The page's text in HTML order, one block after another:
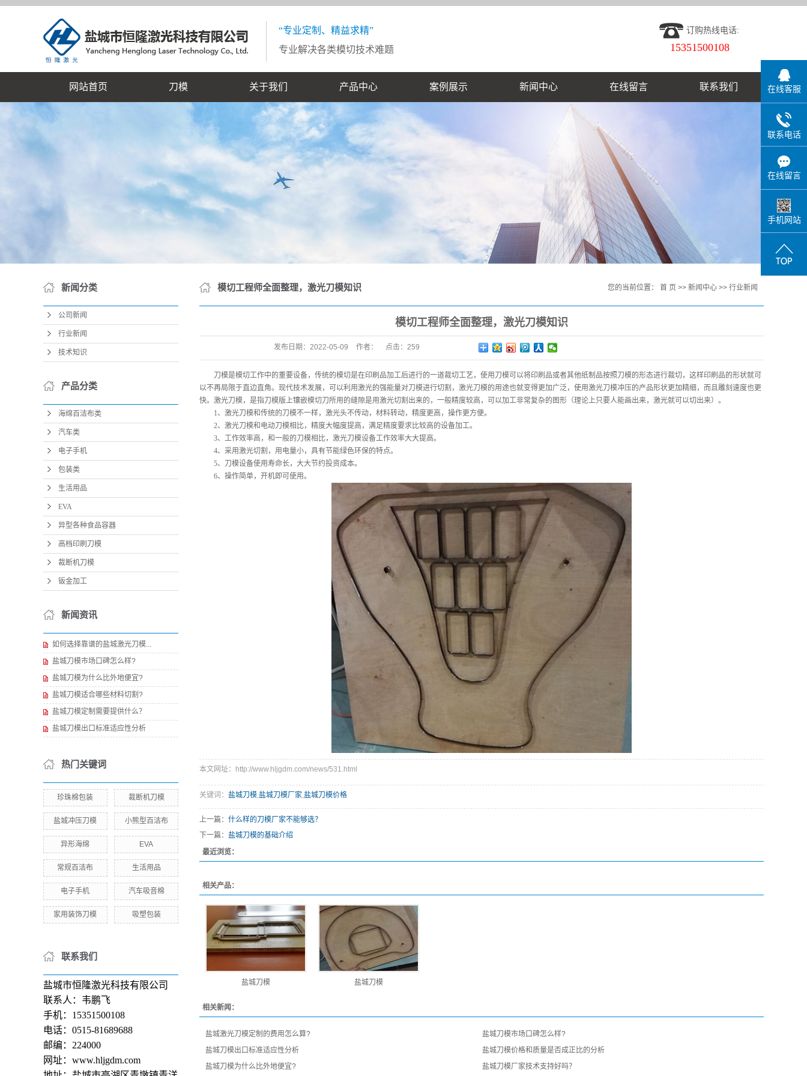
“专业定制、精益求精”
专业解决各类模切技术难题
订购热线电话:
15351500108
网站首页 刀模 关于我们 产品中心 案例展示 新闻中心 在线留言 联系我们
新闻分类
公司新闻
行业新闻
技术知识
产品分类
海绵百洁布类
汽车类
电子手机
包装类
生活用品
EVA
异型各种食品容器
高档印刷刀模
裁断机刀模
钣金加工
新闻资讯
如何选择靠谱的盐城激光刀模...
盐城刀模市场口碑怎么样?
盐城刀模为什么比外地便宜?
盐城刀模适合哪些材料切割?
盐城刀模定制需要提供什么？
盐城刀模出口标准适应性分析
热门关键词
珍珠棉包装 裁断机刀模
盐城冲压刀模 小熊型百洁布
异形海绵 EVA
常规百洁布 生活用品
电子手机 汽车吸音棉
家用装饰刀模 吸塑包装
联系我们
盐城市恒隆激光科技有限公司
联系人：韦鹏飞
手机：15351500108
电话：0515-81689688
邮编：224000
网址：www.hljgdm.com
模切工程师全面整理，激光刀模知识 您的当前位置： 首 页 >> 新闻中心 >> 行业新闻
模切工程师全面整理，激光刀模知识
发布日期： 2022-05-09 作者： 点击： 259
刀模是模切工作中的重要设备，传统的模切是在印刷品加工后进行的一道裁切工艺，使用刀模可以将印刷品或者其他纸制品按照刀模的形态进行裁切，这样印刷品的形状就可
以不再局限于直边直角。现代技术发展，可以利用激光的强能量对刀模进行切割，激光刀模的用途也就变得更加广泛，使用激光刀模冲压的产品形状更加精细，而且雕刻速度也更
快。激光刀模，是指刀模版上镶嵌模切刀所用的缝隙是用激光切割出来的，一般精度较高，可以加工非常复杂的图形（理论上只要人能画出来，激光就可以切出来）。
1、激光刀模和传统的刀模不一样，激光头不传动，材料转动，精度更高，操作更方便。
2、激光刀模和电动刀模相比，精度大幅度提高，满足精度要求比较高的设备加工。
3、工作效率高，和一般的刀模相比，激光刀模设备工作效率大大提高。
4、采用激光切割，用电量小，具有节能绿色环保的特点。
5、刀模设备使用寿命长，大大节约投资成本。
6、操作简单，开机即可使用。
本文网址：http://www.hljgdm.com/news/531.html
关键词： 盐城刀模 盐城刀模厂家 盐城刀模价格
上一篇： 什么样的刀模厂家不能够选？
下一篇： 盐城刀模的基础介绍
最近浏览：
相关产品：
盐城刀模 盐城刀模
相关新闻：
盐城激光刀模定制的费用怎么算?
盐城刀模市场口碑怎么样?
盐城刀模出口标准适应性分析
盐城刀模价格和质量是否成正比的分析
盐城刀模为什么比外地便宜?
盐城刀模厂家技术支持好吗？
在线客服
联系电话
在线留言
手机网站